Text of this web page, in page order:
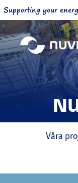
Skip
to
content
Supporting your
Nuvia Hem
Om NUVIA
Våra